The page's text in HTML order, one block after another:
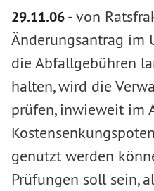
29.11.06-von
Änderungsantrag im
die Abfallgebühren
halten, wird die
prüfen, inwieweit im
genutzt werden
Prüfungen soll sein,